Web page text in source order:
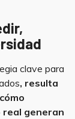
clave para
, resulta
real generan